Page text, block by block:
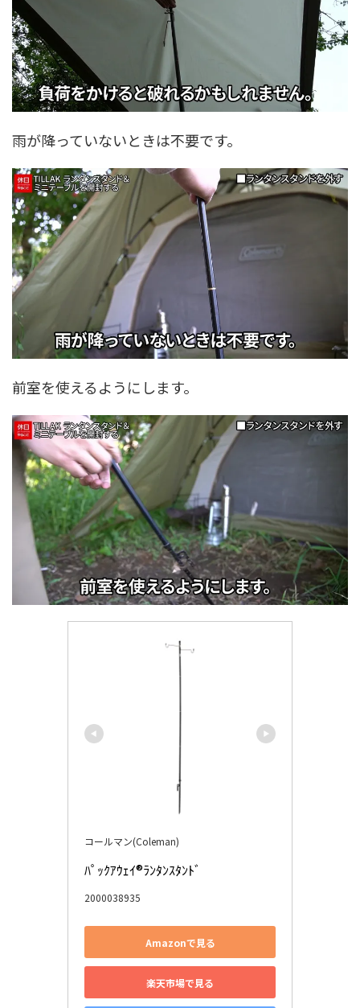
雨が降っていないときは不要です。
前室を使えるようにします。
コールマン(Coleman)
ﾊﾟｯｸｱｳｪｲ®ﾗﾝﾀﾝｽﾀﾝﾄﾞ
2000038935
Amazonで見る
楽天市場で見る